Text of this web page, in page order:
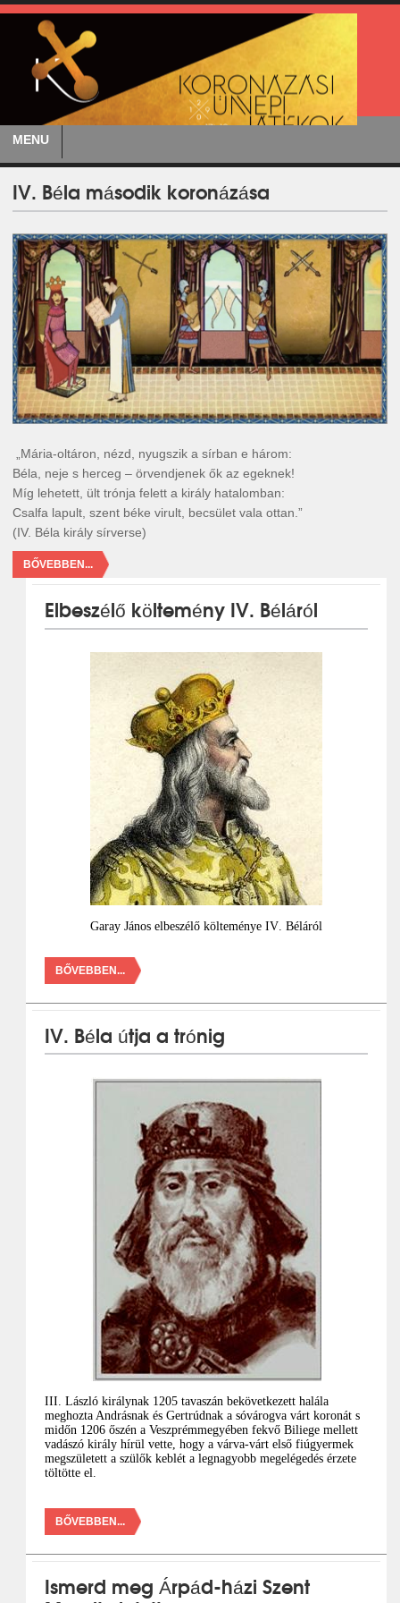
MENU
IV. Béla második koronázása
„Mária-oltáron, nézd, nyugszik a sírban e három:
Béla, neje s herceg – örvendjenek ők az egeknek!
Míg lehetett, ült trónja felett a király hatalomban:
Csalfa lapult, szent béke virult, becsület vala ottan.”
(IV. Béla király sírverse)
BŐVEBBEN...
Elbeszélő költemény IV. Béláról
Garay János elbeszélő költeménye IV. Béláról
BŐVEBBEN...
IV. Béla útja a trónig
III. László királynak 1205 tavaszán bekövetkezett halála
meghozta Andrásnak és Gertrúdnak a sóvárogva várt koronát s
midőn 1206 őszén a Veszprémmegyében fekvő Biliege mellett
vadászó király hírül vette, hogy a várva-várt első fiúgyermek
megszületett a szülők keblét a legnagyobb megelégedés érzete
töltötte el.
BŐVEBBEN...
Ismerd meg Árpád-házi Szent